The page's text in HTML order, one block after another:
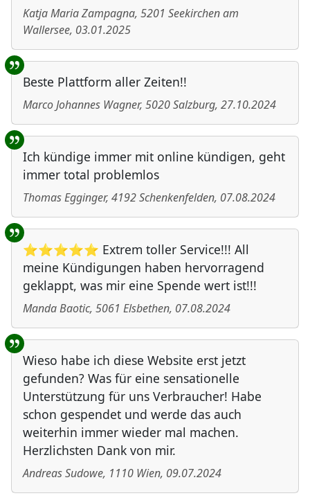
Katja Maria Zampagna, 5201 Seekirchen am
Wallersee, 03.01.2025
Beste Plattform aller Zeiten!!
Marco Johannes Wagner, 5020Salzburg, 27.10.2024
Ich kündige immer mit online kündigen, geht
immer total problemlos
Thomas Egginger, 4192Schenkenfelden, 07.08.2024
⭐⭐⭐⭐⭐ Extrem toller Service!!! All
meine Kündigungen haben hervorragend
geklappt, was mir eine Spende wert ist!!!
Manda Baotic, 5061 Elsbethen, 07.08.2024
Wieso habe ich diese Website erst jetzt
gefunden? Was für eine sensationelle
Unterstützung für uns Verbraucher! Habe
schon gespendet und werde das auch
weiterhin immer wieder mal machen.
Herzlichsten Dank von mir.
Andreas Sudowe, 1110 Wien, 09.07.2024